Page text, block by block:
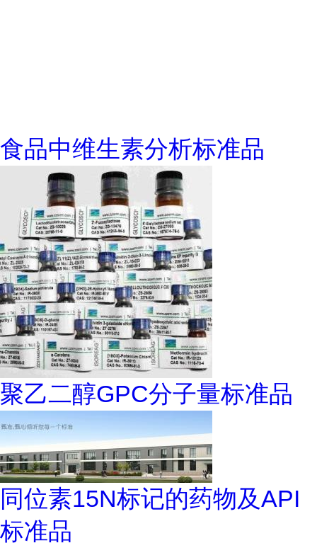
食品中维生素分析标准品
聚乙二醇GPC分子量标准品
同位素15N标记的药物及API
标准品